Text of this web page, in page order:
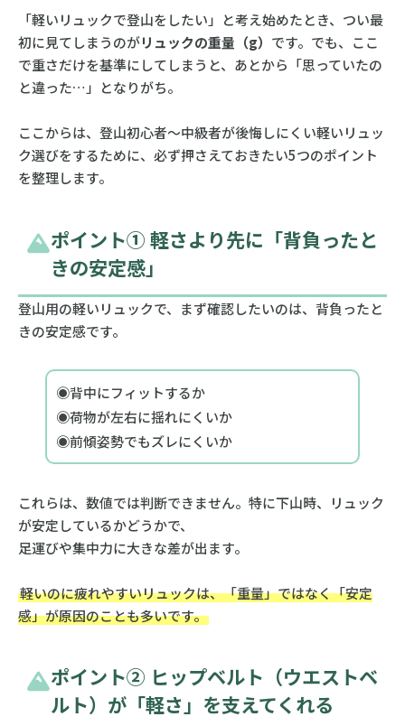
「軽いリュックで登山をしたい」と考え始めたとき、つい最
初に見てしまうのがリュックの重量（g） です。でも、ここ
で重さだけを基準にしてしまうと、あとから「思っていたの
と違った…」となりがち。
ここからは、登山初心者〜中級者が後悔しにくい軽いリュッ
ク選びをするために、必ず押さえておきたい5つのポイント
を整理します。
ポイント① 軽さより先に「背負ったと
きの安定感」
登山用の軽いリュックで、まず確認したいのは、背負ったと
きの安定感です。
◉背中にフィットするか
◉荷物が左右に揺れにくいか
◉前傾姿勢でもズレにくいか
これらは、数値では判断できません。特に下山時、リュック
が安定しているかどうかで、
足運びや集中力に大きな差が出ます。
軽いのに疲れやすいリュックは、「重量」ではなく「安定
感」が原因のことも多いです。
ポイント② ヒップベルト（ウエストベ
ルト）が「軽さ」を支えてくれる